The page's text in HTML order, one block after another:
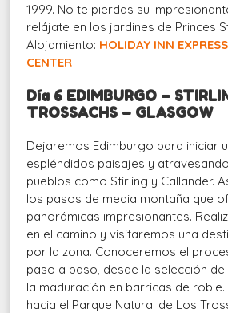
1999. No te pierdas su
relájate en los jardines de Princes
Alojamiento: HOLIDAY INN
CENTER
Día 6 EDIMBURGO –
TROSSACHS – GLASGOW
Dejaremos Edimburgo para iniciar
espléndidos paisajes y
pueblos como Stirling y Callander.
los pasos de media montaña que
panorámicas impresionantes.
en el camino y visitaremos una
por la zona. Conoceremos el
paso a paso, desde la selección
la maduración en barricas de
hacia el Parque Natural de Los